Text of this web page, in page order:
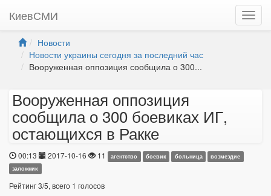
КиевСМИ
Новости
Новости украины сегодня за последний час
Вооруженная оппозиция сообщила о 300...
Вооруженная оппозиция
сообщила о 300 боевиках ИГ,
остающихся в Ракке
00:13 2017-10-16 11 агентство боевик больница
возмездие
заложник
Рейтинг3/5, всего 1 голосов